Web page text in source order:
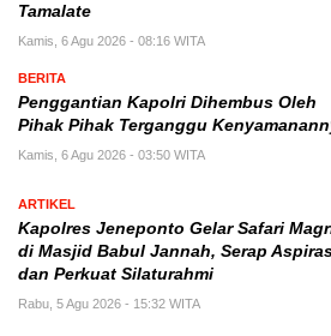
Tamalate
Kamis, 6 Agu 2026 - 08:16 WITA
BERITA
Penggantian Kapolri Dihembus Oleh
Pihak Pihak Terganggu
Kamis, 6 Agu 2026 - 03:50 WITA
ARTIKEL
Kapolres Jeneponto Gelar Safari
di Masjid Babul Jannah, Serap
dan Perkuat Silaturahmi
Rabu, 5 Agu 2026 - 15:32 WITA